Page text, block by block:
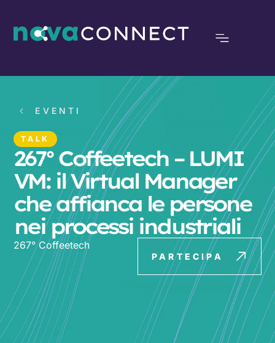
EVENTI
TALK
267° Coffeetech – LUMI
VM: il Virtual Manager
che affianca le persone
nei processi industriali
267° Coffeetech
PARTECIPA